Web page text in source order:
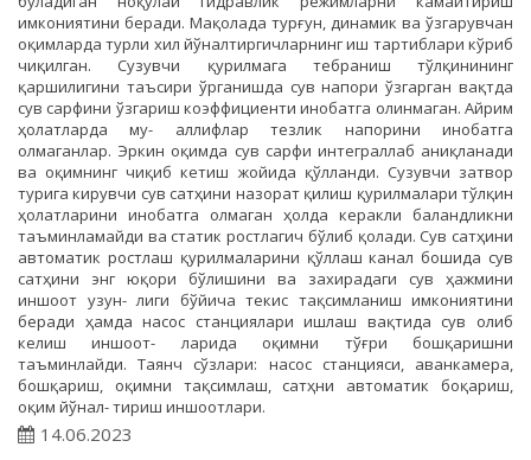
имкониятини беради. Мақолада турғун, динамик ва ўзгарувчан
оқимларда турли хил йўналтиргичларнинг иш тартиблари кўриб
чиқилган. Сузувчи қурилмага тебраниш тўлқинининг
қаршилигини таъсири ўрганишда сув напори ўзгарган вақтда
сув сарфини ўзгариш коэффициенти инобатга олинмаган. Айрим
ҳолатларда му- аллифлар тезлик напорини инобатга
олмаганлар. Эркин оқимда сув сарфи интеграллаб аниқланади
ва оқимнинг чиқиб кетиш жойида қўлланди. Сузувчи затвор
турига кирувчи сув сатҳини назорат қилиш қурилмалари тўлқин
ҳолатларини инобатга олмаган ҳолда керакли баландликни
таъминламайди ва статик ростлагич бўлиб қолади. Сув сатҳини
автоматик ростлаш қурилмаларини қўллаш канал бошида сув
сатҳини энг юқори бўлишини ва захирадаги сув ҳажмини
иншоот узун- лиги бўйича текис тақсимланиш имкониятини
беради ҳамда насос станциялари ишлаш вақтида сув олиб
келиш иншоот- ларида оқимни тўғри бошқаришни
таъминлайди. Таянч сўзлари: насос станцияси, аванкамера,
бошқариш, оқимни тақсимлаш, сатҳни автоматик боқариш,
оқим йўнал- тириш иншоотлари.
14.06.2023